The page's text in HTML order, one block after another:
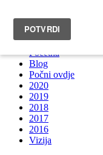
Početna
Blog
Počni ovdje
2020
2019
2018
2017
2016
Vizija